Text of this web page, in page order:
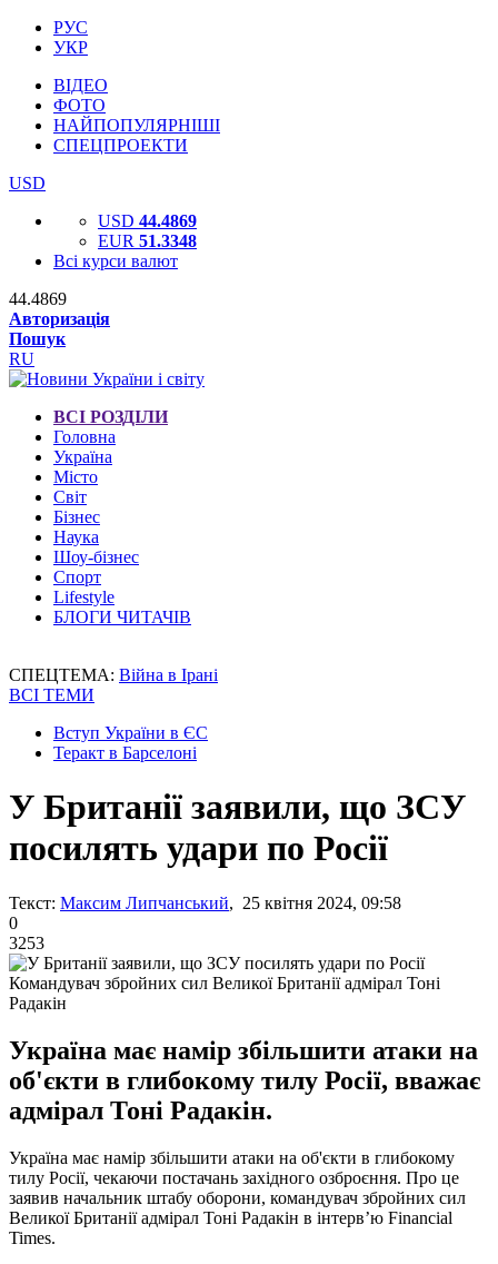
РУС
УКР
ВІДЕО
ФОТО
НАЙПОПУЛЯРНІШІ
СПЕЦПРОЕКТИ
USD
USD 44.4869
EUR 51.3348
Всі курси валют
44.4869
Авторизація
Пошук
RU
ВСІ РОЗДІЛИ
Головна
Україна
Місто
Світ
Бізнес
Наука
Шоу-бізнес
Спорт
Lifestyle
БЛОГИ ЧИТАЧІВ
СПЕЦТЕМА: Війна в Ірані
ВСІ ТЕМИ
Вступ України в ЄС
Теракт в Барселоні
У Британії заявили, що ЗСУ
посилять удари по Росії
Текст: Максим Липчанський, 25 квітня 2024, 09:58
0
3253
Командувач збройних сил Великої Британії адмірал Тоні
Радакін
Україна має намір збільшити атаки на
об'єкти в глибокому тилу Росії, вважає
адмірал Тоні Радакін.
Україна має намір збільшити атаки на об'єкти в глибокому
тилу Росії, чекаючи постачань західного озброєння. Про це
заявив начальник штабу оборони, командувач збройних сил
Великої Британії адмірал Тоні Радакін в інтерв’ю Financial
Times.